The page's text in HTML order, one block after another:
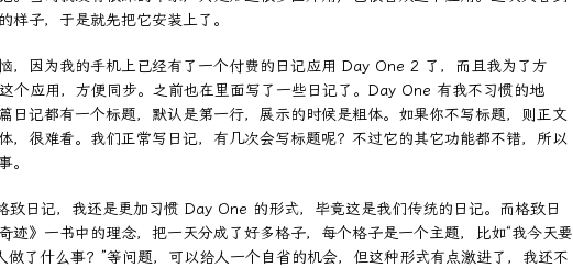
样子，于是就先把它安装上了。
，因为我的手机上已经有了一个付费的日记应用 Day One 2 了，而且我为了方
个应用，方便同步。之前也在里面写了一些日记了。Day One 有我不习惯的地
日记都有一个标题，默认是第一行，展示的时候是粗体。如果你不写标题，则正文
，很难看。我们正常写日记，有几次会写标题呢？不过它的其它功能都不错，所以
。
致日记，我还是更加习惯 Day One 的形式，毕竟这是我们传统的日记。而格致日
迹》一书中的理念，把一天分成了好多格子，每个格子是一个主题，比如“我今天要
做了什么事？”等问题，可以给人一个自省的机会，但这种形式有点激进了，我还不